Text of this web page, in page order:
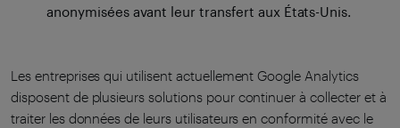
anonymisées avant leur transfert aux États-Unis.
Les entreprises qui utilisent actuellement Google Analytics
disposent de plusieurs solutions pour continuer à collecter et à
traiter les données de leurs utilisateurs en conformité avec le